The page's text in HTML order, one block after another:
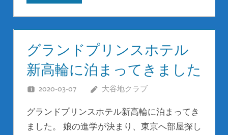
グランドプリンスホテル
新高輪に泊まってきました
2020-03-07 大谷地クラブ
グランドプリンスホテル新高輪に泊まってき
ました。 娘の進学が決まり、東京へ部屋探し